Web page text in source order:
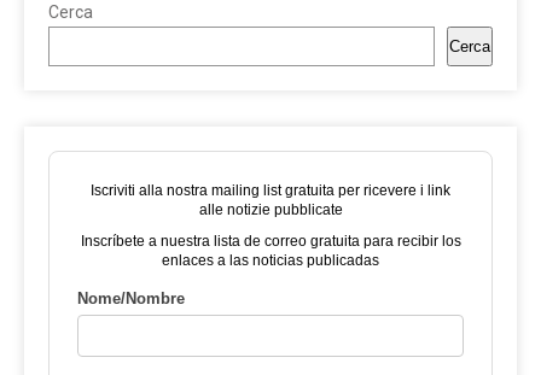
Cerca
Cerca
Iscriviti alla nostra mailing list gratuita per ricevere i link
alle notizie pubblicate
Inscríbete a nuestra lista de correo gratuita para recibir los
enlaces a las noticias publicadas
Nome/Nombre